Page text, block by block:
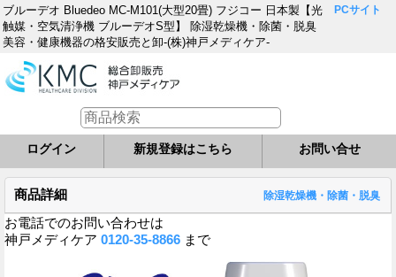
ブルーデオ Bluedeo MC-M101(大型20畳) フジコー 日本製【光
触媒・空気清浄機 ブルーデオS型】 除湿乾燥機・除菌・脱臭
美容・健康機器の格安販売と卸-(株)神戸メディケア-
PCサイト
ログイン 新規登録はこちら お問い合せ
商品詳細 除湿乾燥機・除菌・脱臭
お電話でのお問い合わせは
神戸メディケア 0120-35-8866 まで